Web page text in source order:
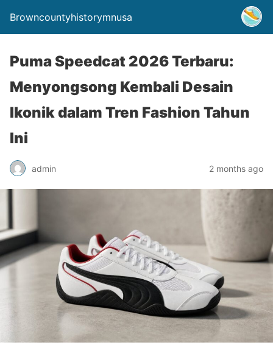
Browncountyhistorymnusa
Puma Speedcat 2026 Terbaru:
Menyongsong Kembali Desain
Ikonik dalam Tren Fashion Tahun
Ini
admin 2 months ago